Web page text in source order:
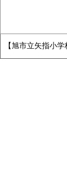
【旭市立矢指小